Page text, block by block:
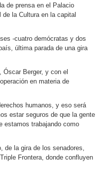
de prensa en el Palacio
de la Cultura en la capital
-cuatro demócratas y dos
última parada de una gira
Óscar Berger, y con el
en materia de
humanos, y eso será
estar seguros de que la gente
estamos trabajando como
de la gira de los senadores,
Frontera, donde confluyen